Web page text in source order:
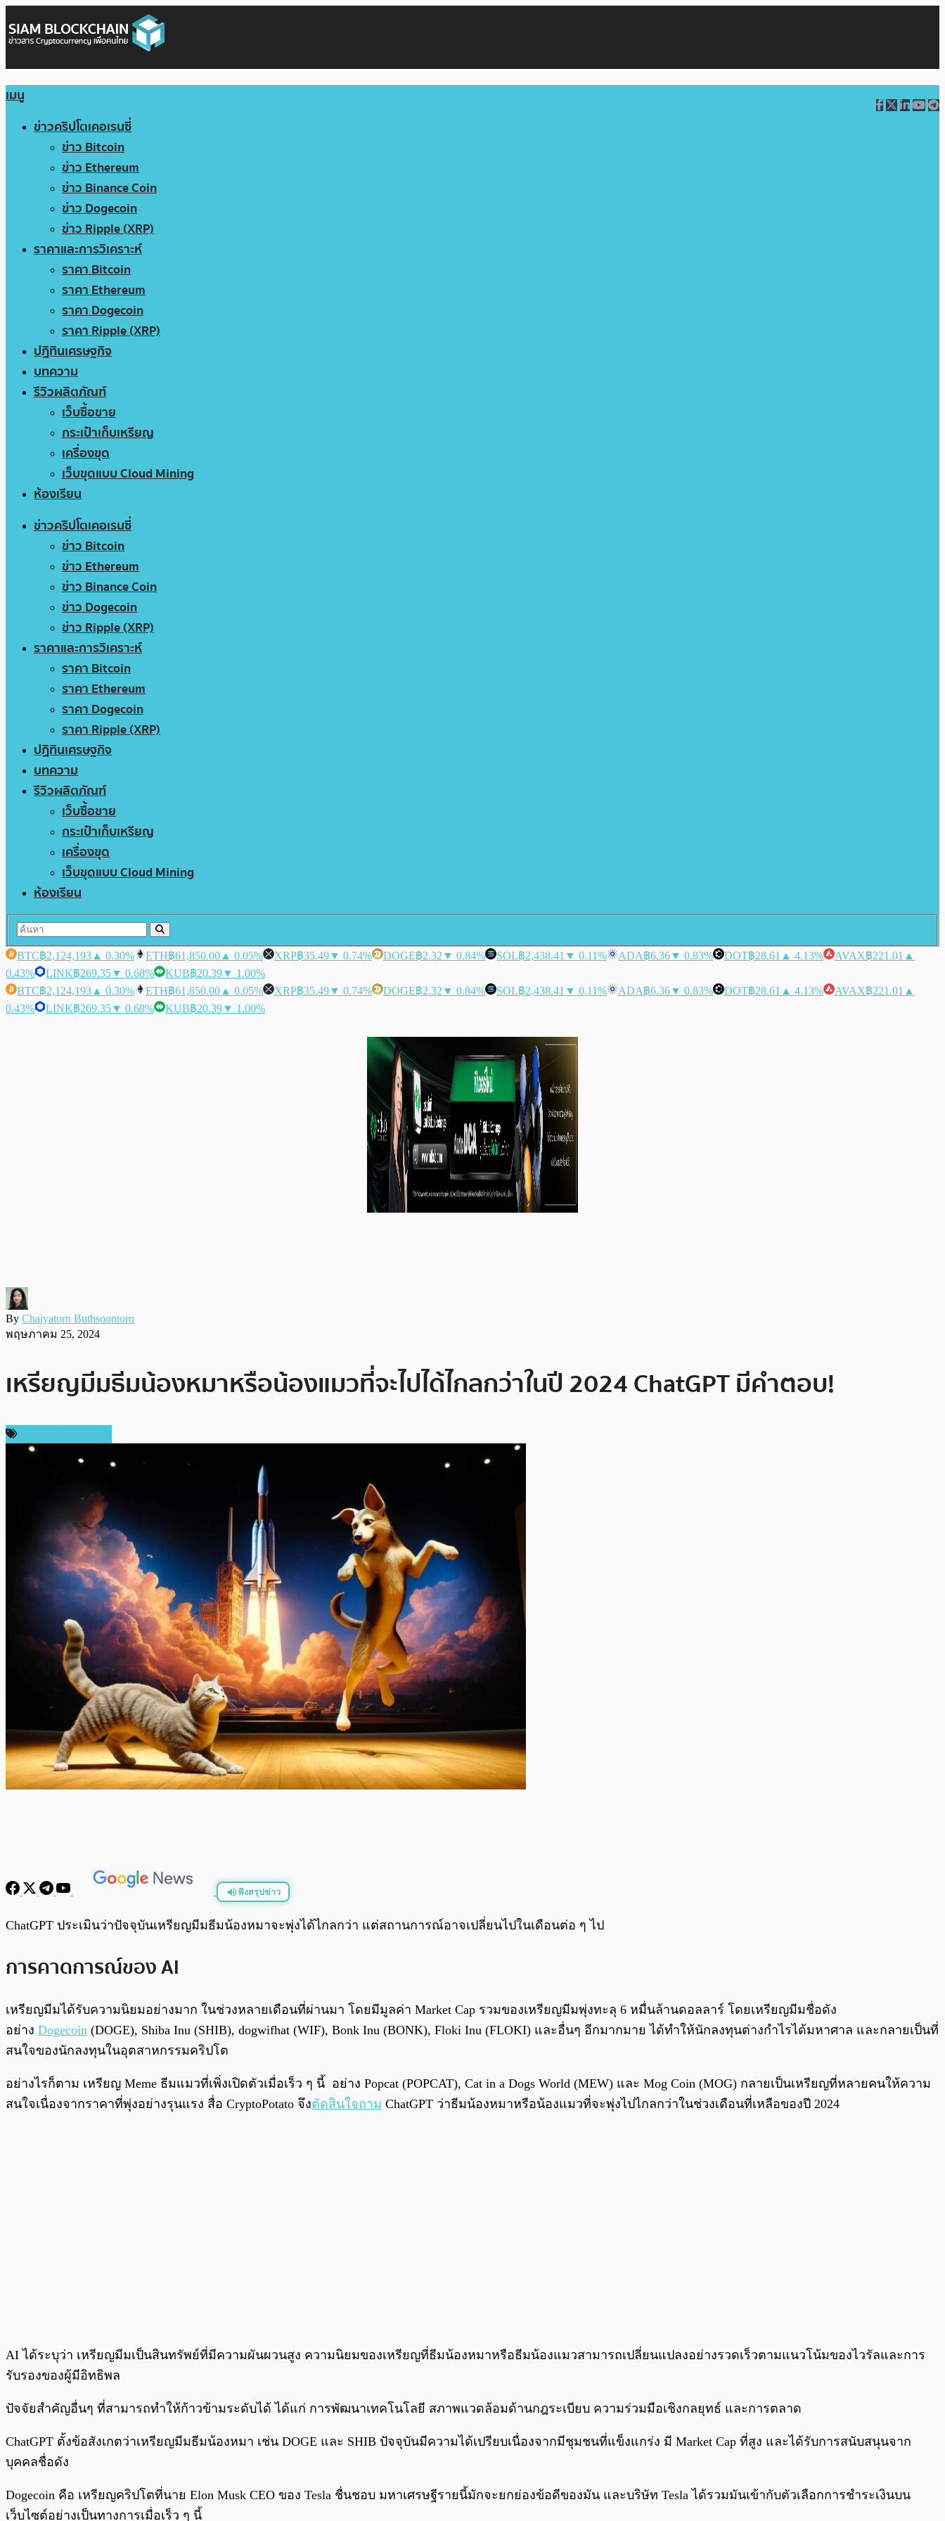
เมนู
ข่าวคริปโตเคอเรนซี่
ข่าว Bitcoin
ข่าว Ethereum
ข่าว Binance Coin
ข่าว Dogecoin
ข่าว Ripple (XRP)
ราคาและการวิเคราะห์
ราคา Bitcoin
ราคา Ethereum
ราคา Dogecoin
ราคา Ripple (XRP)
ปฏิทินเศรษฐกิจ
บทความ
รีวิวผลิตภัณฑ์
เว็บซื้อขาย
กระเป๋าเก็บเหรียญ
เครื่องขุด
เว็บขุดแบบ Cloud Mining
ห้องเรียน
ข่าวคริปโตเคอเรนซี่
ข่าว Bitcoin
ข่าว Ethereum
ข่าว Binance Coin
ข่าว Dogecoin
ข่าว Ripple (XRP)
ราคาและการวิเคราะห์
ราคา Bitcoin
ราคา Ethereum
ราคา Dogecoin
ราคา Ripple (XRP)
ปฏิทินเศรษฐกิจ
บทความ
รีวิวผลิตภัณฑ์
เว็บซื้อขาย
กระเป๋าเก็บเหรียญ
เครื่องขุด
เว็บขุดแบบ Cloud Mining
ห้องเรียน
BTC฿2,124,193 ▲ 0.30% ETH฿61,850.00 ▲ 0.05% XRP฿35.49▼ 0.74% DOGE฿2.32 ▼ 0.84% SOL฿2,438.41 ▼ 0.11% ADA฿6.36▼ 0.83% DOT฿28.61 ▲ 4.13% AVAX฿221.01 ▲
0.43%
LINK฿269.35▼ 0.68% KUB฿20.39▼ 1.00%
BTC฿2,124,193 ▲ 0.30% ETH฿61,850.00 ▲ 0.05% XRP฿35.49▼ 0.74% DOGE฿2.32 ▼ 0.84% SOL฿2,438.41 ▼ 0.11% ADA฿6.36▼ 0.83% DOT฿28.61 ▲ 4.13% AVAX฿221.01 ▲
0.43%
LINK฿269.35▼ 0.68% KUB฿20.39▼ 1.00%
By Chaiyatorn Buthsoontorn
พฤษภาคม 25, 2024
เหรียญมีมธีมน้องหมาหรือน้องแมวที่จะไปได้ไกลกว่าในปี 2024 ChatGPT มีคำตอบ!
ฟังสรุปข่าว
พร้อมเล่น
ChatGPT ประเมินว่าปัจจุบันเหรียญมีมธีมน้องหมาจะพุ่งได้ไกลกว่า แต่สถานการณ์อาจเปลี่ยนไปในเดือนต่อ ๆ ไป
การคาดการณ์ของ AI
เหรียญมีมได้รับความนิยมอย่างมาก ในช่วงหลายเดือนที่ผ่านมา โดยมีมูลค่า Market Cap รวมของเหรียญมีมพุ่งทะลุ 6 หมื่นล้านดอลลาร์ โดยเหรียญมีมชื่อดัง
อย่าง Dogecoin (DOGE), Shiba Inu (SHIB), dogwifhat (WIF), Bonk Inu (BONK), Floki Inu (FLOKI) และอื่นๆ อีกมากมาย ได้ทำให้นักลงทุนต่างกำไรได้มหาศาล และกลายเป็นที่
สนใจของนักลงทุนในอุตสาหกรรมคริปโต
อย่างไรก็ตาม เหรียญ Meme ธีมแมวที่เพิ่งเปิดตัวเมื่อเร็ว ๆ นี้ อย่าง Popcat (POPCAT), Cat in a Dogs World (MEW) และ Mog Coin (MOG) กลายเป็นเหรียญที่หลายคนให้ความ
สนใจเนื่องจากราคาที่พุ่งอย่างรุนแรง สื่อ CryptoPotato จึงตัดสินใจถาม ChatGPT ว่าธีมน้องหมาหรือน้องแมวที่จะพุ่งไปไกลกว่าในช่วงเดือนที่เหลือของปี 2024
AI ได้ระบุว่า เหรียญมีมเป็นสินทรัพย์ที่มีความผันผวนสูง ความนิยมของเหรียญที่ธีมน้องหมาหรือธีมน้องแมวสามารถเปลี่ยนแปลงอย่างรวดเร็วตามแนวโน้มของไวรัลและการ
รับรองของผู้มีอิทธิพล
ปัจจัยสำคัญอื่นๆ ที่สามารถทำให้ก้าวข้ามระดับได้ ได้แก่ การพัฒนาเทคโนโลยี สภาพแวดล้อมด้านกฎระเบียบ ความร่วมมือเชิงกลยุทธ์ และการตลาด
ChatGPT ตั้งข้อสังเกตว่าเหรียญมีมธีมน้องหมา เช่น DOGE และ SHIB ปัจจุบันมีความได้เปรียบเนื่องจากมีชุมชนที่แข็งแกร่ง มี Market Cap ที่สูง และได้รับการสนับสนุนจาก
บุคคลชื่อดัง
Dogecoin คือ เหรียญคริปโตที่นาย Elon Musk CEO ของ Tesla ชื่นชอบ มหาเศรษฐีรายนี้มักจะยกย่องข้อดีของมัน และบริษัท Tesla ได้รวมมันเข้ากับตัวเลือกการชำระเงินบน
เว็บไซต์อย่างเป็นทางการเมื่อเร็ว ๆ นี้